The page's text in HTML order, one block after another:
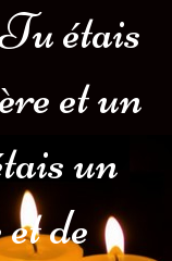
étais
et un
un
de